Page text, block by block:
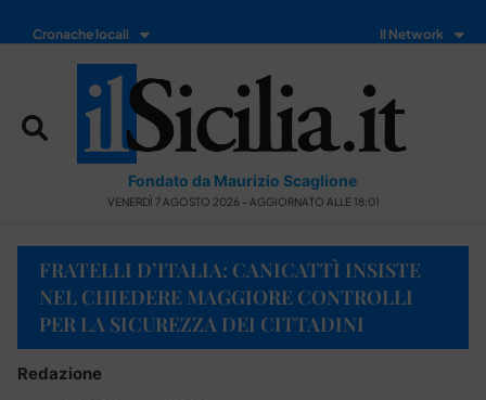
Cronache locali Il Network
Fondato da Maurizio Scaglione
VENERDÌ 7 AGOSTO 2026 - AGGIORNATO ALLE 18:01
FRATELLI D’ITALIA: CANICATTÌ INSISTE
NEL CHIEDERE MAGGIORE CONTROLLI
PER LA SICUREZZA DEI CITTADINI
Redazione